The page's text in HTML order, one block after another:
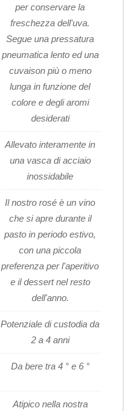
per conservare la
freschezza dell'uva.
Segue una pressatura
pneumatica lento ed una
cuvaison più o meno
lunga in funzione del
colore e degli aromi
desiderati
Allevato interamente in
una vasca di acciaio
inossidabile
Il nostro rosé è un vino
che si apre durante il
pasto in periodo estivo,
con una piccola
preferenza per l'aperitivo
e il dessert nel resto
dell'anno.
Potenziale di custodia da
2 a 4 anni
Da bere tra 4 ° e 6 °
Atipico nella nostra